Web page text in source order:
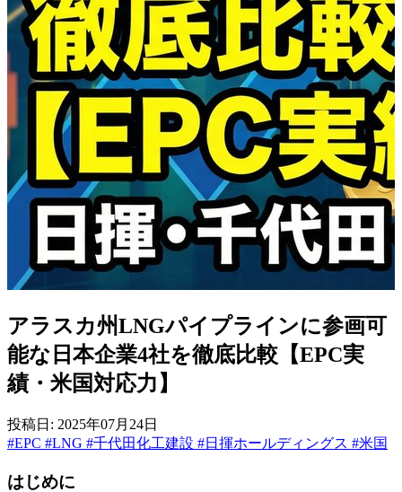
アラスカ州LNGパイプラインに参画可
能な日本企業4社を徹底比較【EPC実
績・米国対応力】
投稿日: 2025年07月24日
#EPC #LNG #千代田化工建設 #日揮ホールディングス #米国
はじめに